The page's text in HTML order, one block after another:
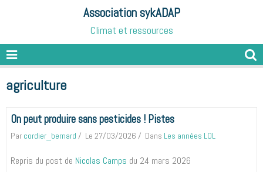
Association sykADAP
Climat et ressources
agriculture
On peut produire sans pesticides ! Pistes
Par cordier_bernard Le 27/03/2026 Dans Les années LOL
Repris du post de Nicolas Camps du 24 mars 2026